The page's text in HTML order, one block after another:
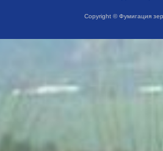
Copyright © Фумигация